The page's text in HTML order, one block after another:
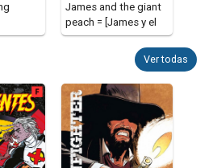
James and the giant
peach = [James y el
melocotón gigante]
Ver todas